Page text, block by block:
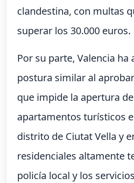
clandestina, con multas
superar los 30.000 euros.
Por su parte, Valencia ha
postura similar al
que impide la apertura
apartamentos turísticos
distrito de Ciutat Vella y
residenciales altamente
policía local y los